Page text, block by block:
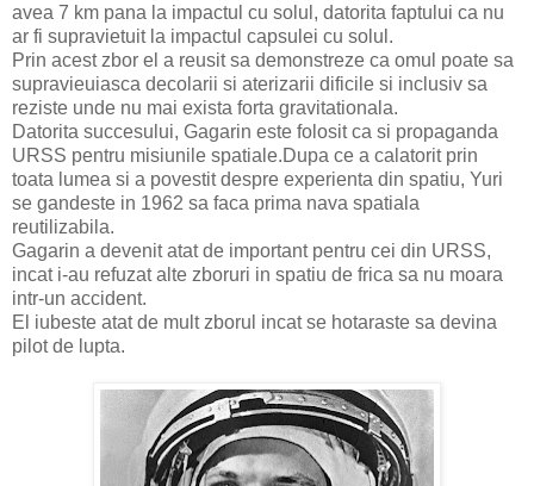
avea 7 km pana la impactul cu solul, datorita faptului ca nu
ar fi supravietuit la impactul capsulei cu solul.
Prin acest zbor el a reusit sa demonstreze ca omul poate sa
supravieuiasca decolarii si aterizarii dificile si inclusiv sa
reziste unde nu mai exista forta gravitationala.
Datorita succesului, Gagarin este folosit ca si propaganda
URSS pentru misiunile spatiale.Dupa ce a calatorit prin
toata lumea si a povestit despre experienta din spatiu, Yuri
se gandeste in 1962 sa faca prima nava spatiala
reutilizabila.
Gagarin a devenit atat de important pentru cei din URSS,
incat i-au refuzat alte zboruri in spatiu de frica sa nu moara
intr-un accident.
El iubeste atat de mult zborul incat se hotaraste sa devina
pilot de lupta.